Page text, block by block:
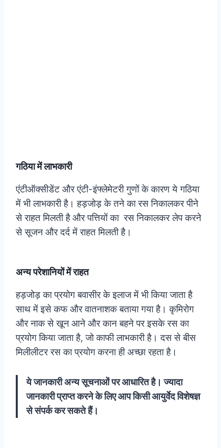
गठिया में लाभकारी
एंटीऑक्सीडेंट और एंटी-इंफ्लेमेटरी गुणों के कारण ये गठिया
में भी लाभकारी है। हड़जोड़ के तने का रस निकालकर पीने
से राहत मिलती है और पत्तियों का रस निकालकर लेप करने
से सूजन और दर्द में राहत मिलती है।
अन्य परेशानियों में राहत
हड़जोड़ का प्रयोग बवासीर के इलाज में भी किया जाता है
साथ में इसे कफ और वातनाशक बताया गया है। कृमिरोग
और नाक से खून आने और कान बहने पर इसके रस का
प्रयोग किया जाता है, जो काफी लाभकारी है। दस से बीस
मिलीलीटर रस का प्रयोग करना ही अच्छा रहता है।
ये जानकारी अन्य सूचनाओं पर आधारित है। ज्यादा
जानकारी प्राप्त करने के लिए आप किसी आयुर्वेद विशेषज्ञ
से संपर्क कर सकते हैं।